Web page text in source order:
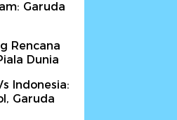
Garuda
Rencana
Dunia
Indonesia:
Garuda